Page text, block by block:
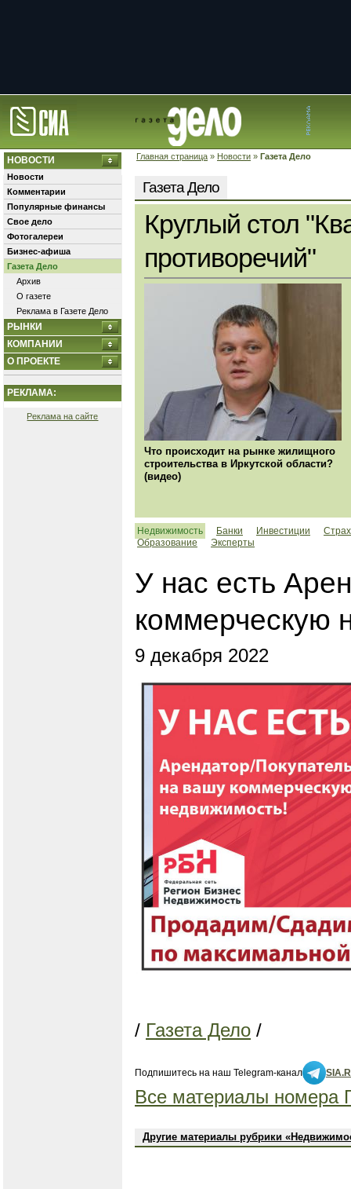
Главная страница » Новости » Газета Дело
НОВОСТИ
Новости
Комментарии
Популярные финансы
Свое дело
Фотогалереи
Бизнес-афиша
Газета Дело
Архив
О газете
Реклама в Газете Дело
РЫНКИ
КОМПАНИИ
О ПРОЕКТЕ
РЕКЛАМА:
Реклама на сайте
Газета Дело
Круглый стол
противоречий"
Что происходит на рынке жилищного
строительства в Иркутской области?
(видео)
Недвижимость Банки Инвестиции
Образование
Эксперты
У нас есть
коммерческую
9 декабря 2022
/ Газета Дело /
Подпишитесь на наш Telegram-канал
Все материалы номера
Другие материалы рубрики